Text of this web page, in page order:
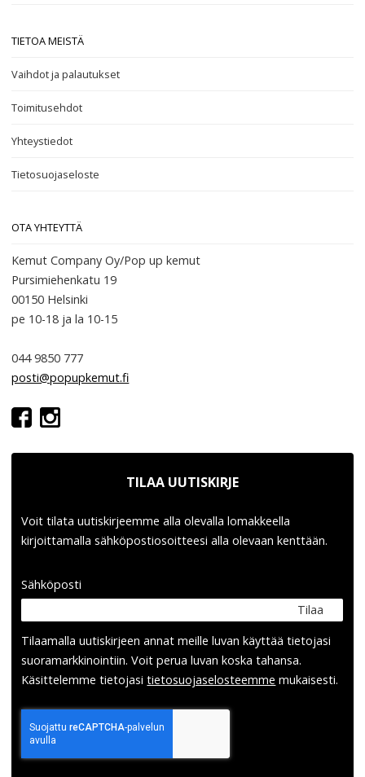
TIETOA MEISTÄ
Vaihdot ja palautukset
Toimitusehdot
Yhteystiedot
Tietosuojaseloste
OTA YHTEYTTÄ
Kemut Company Oy/Pop up kemut
Pursimiehenkatu 19
00150 Helsinki
pe 10-18 ja la 10-15
044 9850 777
posti@popupkemut.fi
TILAA UUTISKIRJE
Voit tilata uutiskirjeemme alla olevalla lomakkeella
kirjoittamalla sähköpostiosoitteesi alla olevaan kenttään.
Sähköposti
Tilaa
Tilaamalla uutis­kirjeen annat meille luvan käyttää tietojasi
suora­markkinointiin. Voit perua luvan koska tahansa.
Käsittelemme tietojasitieto­suoja­selosteemme mukaisesti.